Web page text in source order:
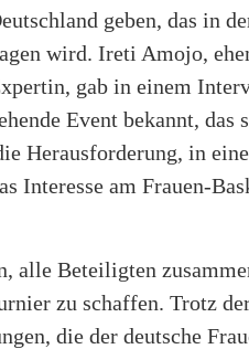
geben, das in
wird. Ireti Amojo,
gab in einem
Event bekannt, das
Herausforderung, in
Interesse am Frauen-
alle Beteiligten
zu schaffen. Trotz
die der deutsche